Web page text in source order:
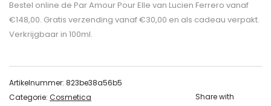
Bestel online de Par Amour Pour Elle van Lucien Ferrero vanaf
€148,00. Gratis verzending vanaf €30,00 en als cadeau verpakt.
Verkrijgbaar in 100ml.
Artikelnummer: 823be38a56b5
Categorie: Cosmetica
Share with